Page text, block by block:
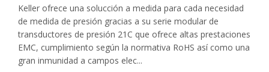
Keller ofrece una solucción a medida para cada necesidad
de medida de presión gracias a su serie modular de
transductores de presión 21C que ofrece altas prestaciones
EMC, cumplimiento según la normativa RoHS así como una
gran inmunidad a campos elec...